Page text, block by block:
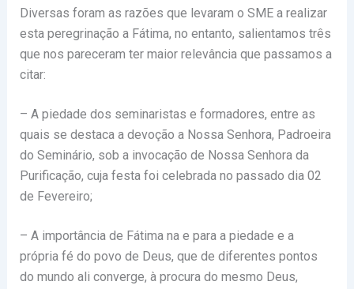
Diversas foram as razões que levaram o SME a realizar
esta peregrinação a Fátima, no entanto, salientamos três
que nos pareceram ter maior relevância que passamos a
citar:
– A piedade dos seminaristas e formadores, entre as
quais se destaca a devoção a Nossa Senhora, Padroeira
do Seminário, sob a invocação de Nossa Senhora da
Purificação, cuja festa foi celebrada no passado dia 02
de Fevereiro;
– A importância de Fátima na e para a piedade e a
própria fé do povo de Deus, que de diferentes pontos
do mundo ali converge, à procura do mesmo Deus,